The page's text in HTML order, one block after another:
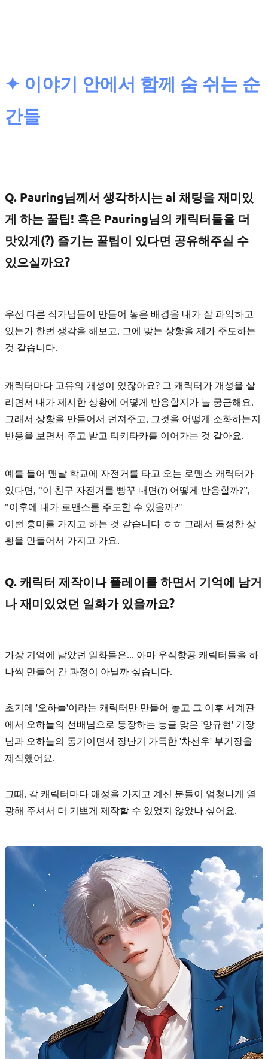
✦ 이야기 안에서 함께 숨 쉬는 순
간들
Q. Pauring님께서 생각하시는 ai 채팅을 재미있
게 하는 꿀팁! 혹은 Pauring님의 캐릭터들을 더
맛있게(?) 즐기는 꿀팁이 있다면 공유해주실 수
있으실까요?
우선 다른 작가님들이 만들어 놓은 배경을 내가 잘 파악하고
있는가 한번 생각을 해보고, 그에 맞는 상황을 제가 주도하는
것 같습니다.
캐릭터마다 고유의 개성이 있잖아요? 그 캐릭터가 개성을 살
리면서 내가 제시한 상황에 어떻게 반응할지 가 늘 궁금해요.
그래서 상황을 만들어서 던져주고, 그것을 어떻게 소화하는지
반응을 보면서 주고 받고 티키타카를 이어가는 것 같아요.
예를 들어 맨날 학교에 자전거를 타고 오는 로맨스 캐릭터가
있다면, “이 친구 자전거를 빵꾸 내면(?) 어떻게 반응할까?”,
"이후에 내가 로맨스를 주도할 수 있을까?"
이런 흥미를 가지고 하는 것 같습니다 ㅎㅎ 그래서 특정한 상
황을 만들어서 가지고 가요.
Q. 캐릭터 제작이나 플레이를 하면서 기억에 남거
나 재미있었던 일화가 있을까요?
가장 기억에 남았던 일화들은... 아마 우직항공 캐릭터들을 하
나씩 만들어 간 과정이 아닐까 싶습니다.
초기에 '오하늘'이라는 캐릭터만 만들어 놓고 그 이후 세계관
에서 오하늘의 선배님으로 등장하는 능글 맞은 '양규현' 기장
님과 오하늘의 동기이면서 장난기 가득한 '차선우' 부기장을
제작했어요.
그때, 각 캐릭터마다 애정을 가지고 계신 분들이 엄청나게 열
광해 주셔서 더 기쁘게 제작할 수 있었지 않았나 싶어요.